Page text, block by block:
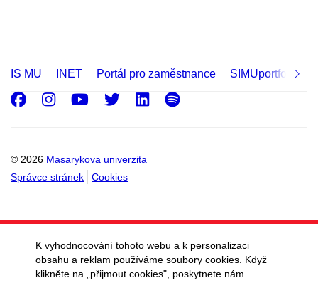
IS MU INET Portál pro zaměstnance SIMUportfolio
© 2026 Masarykova univerzita
Správce stránek
Cookies
Facebook
Instagram
Youtube
Twitter
LinkedIn
Spotify
K vyhodnocování tohoto webu a k personalizaci
obsahu a reklam používáme soubory cookies. Když
klikněte na „přijmout cookies", poskytnete nám